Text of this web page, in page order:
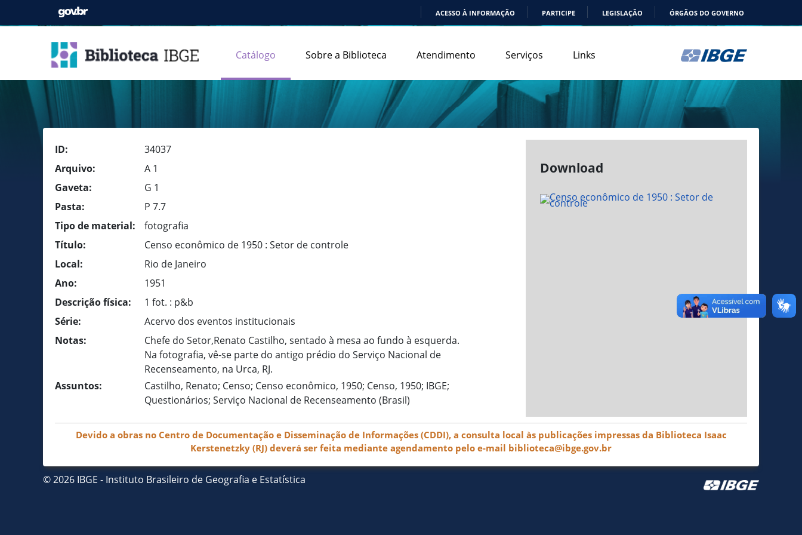
ACESSO À INFORMAÇÃO PARTICIPE LEGISLAÇÃO ÓRGÃOS DO GOVERNO
Catálogo Sobre a Biblioteca Atendimento Serviços Links
ID:
34037
Arquivo:
A 1
Gaveta:
G 1
Pasta:
P 7.7
Tipo de material:
fotografia
Título:
Censo econômico de 1950 : Setor de controle
Local:
Rio de Janeiro
Ano:
1951
Descrição física:
1 fot. : p&b
Série:
Acervo dos eventos institucionais
Notas:
Chefe do Setor,Renato Castilho, sentado à mesa ao fundo à esquerda.
Na fotografia, vê-se parte do antigo prédio do Serviço Nacional de
Recenseamento, na Urca, RJ.
Assuntos:
Castilho, Renato; Censo; Censo econômico, 1950; Censo, 1950; IBGE;
Questionários; Serviço Nacional de Recenseamento (Brasil)
Download
Devido a obras no Centro de Documentação e Disseminação de Informações (CDDI), a consulta local às publicações impressas da Biblioteca Isaac
Kerstenetzky (RJ) deverá ser feita mediante agendamento pelo e-mail biblioteca@ibge.gov.br
© 2026 IBGE - Instituto Brasileiro de Geografia e Estatística